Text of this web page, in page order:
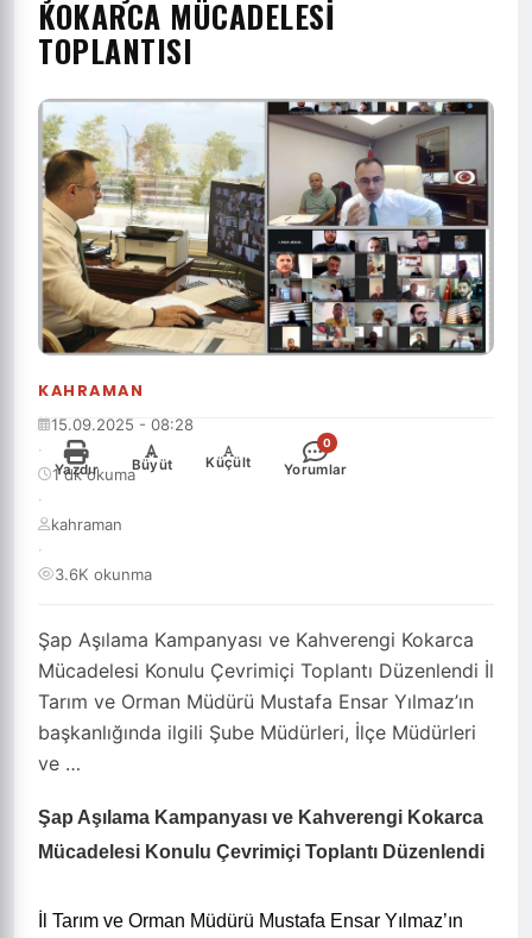
KAHRAMAN
KOKARCA MÜCADELESI
TOPLANTISI
Şap Aşılama Kampanyası ve Kahverengi Kokarca
Mücadelesi Konulu Çevrimiçi Toplantı Düzenlendi İl
Tarım ve Orman Müdürü Mustafa Ensar Yılmaz’ın
başkanlığında ilgili Şube Müdürleri, İlçe Müdürleri
ve …
15.09.2025 - 08:28
·
1 dk okuma
·
kahraman
·
3.6K okunma
Yazdır
+
Büyüt
-
Küçült
0
Yorumlar
Şap Aşılama Kampanyası ve Kahverengi Kokarca
Mücadelesi Konulu Çevrimiçi Toplantı Düzenlendi
İl Tarım ve Orman Müdürü Mustafa Ensar Yılmaz’ın